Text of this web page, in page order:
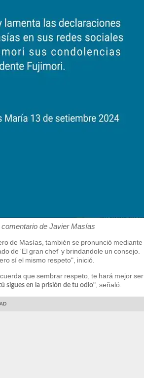
de Javier Masías
de Masías, también se pronunció mediante
de 'El gran chef' y brindandole un consejo.
sí el mismo respeto", inició.
que sembrar respeto, te hará mejor ser
sigues en la prisión de tu odio", señaló.